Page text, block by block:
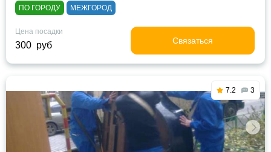
ПО ГОРОДУ МЕЖГОРОД
Цена посадки
300 руб Связаться
7.2 3